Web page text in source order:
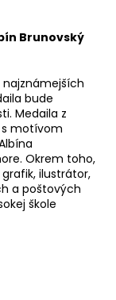
Brunovský
bude
Medaila z
s motívom
Okrem toho,
ilustrátor,
a poštových
škole